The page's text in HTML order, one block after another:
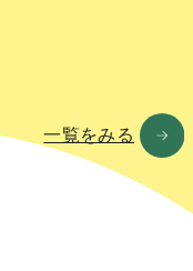
一覧をみる